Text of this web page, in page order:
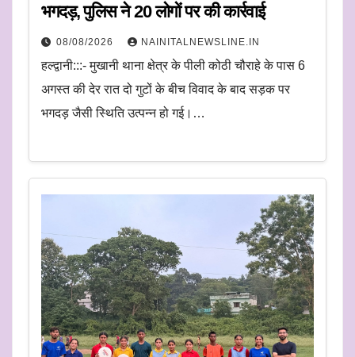
भगदड़, पुलिस ने 20 लोगों पर की कार्रवाई
08/08/2026 NAINITALNEWSLINE.IN
हल्द्वानी:::- मुखानी थाना क्षेत्र के पीली कोठी चौराहे के पास 6
अगस्त की देर रात दो गुटों के बीच विवाद के बाद सड़क पर
भगदड़ जैसी स्थिति उत्पन्न हो गई।…